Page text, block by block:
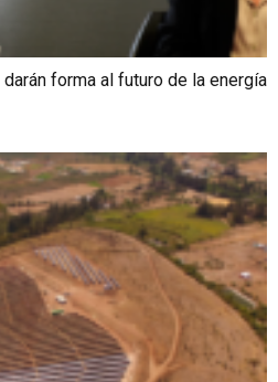
forma al futuro de la energía